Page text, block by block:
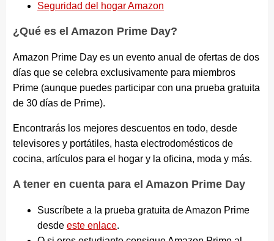
Seguridad del hogar Amazon
¿Qué es el Amazon Prime Day?
Amazon Prime Day es un evento anual de ofertas de dos
días que se celebra exclusivamente para miembros
Prime (aunque puedes participar con una prueba gratuita
de 30 días de Prime).
Encontrarás los mejores descuentos en todo, desde
televisores y portátiles, hasta electrodomésticos de
cocina, artículos para el hogar y la oficina, moda y más.
A tener en cuenta para el Amazon Prime Day
Suscríbete a la prueba gratuita de Amazon Prime
desde este enlace.